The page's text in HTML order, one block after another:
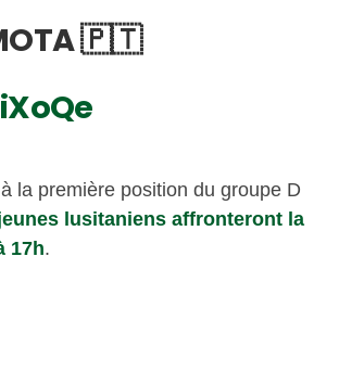
🇵🇹
la première position du groupe D
lusitaniens affronteront la
17h.